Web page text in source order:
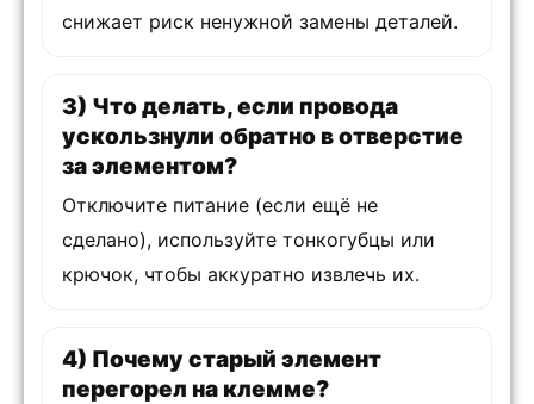
снижает риск ненужной замены деталей.
3) Что делать, если провода
ускользнули обратно в отверстие
за элементом?
Отключите питание (если ещё не
сделано), используйте тонкогубцы или
крючок, чтобы аккуратно извлечь их.
4) Почему старый элемент
перегорел на клемме?